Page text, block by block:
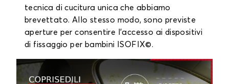
tecnica di cucitura unica che abbiamo
brevettato. Allo stesso modo, sono previste
aperture per consentire l'accesso ai dispositivi
di fissaggio per bambini ISOFIX©.